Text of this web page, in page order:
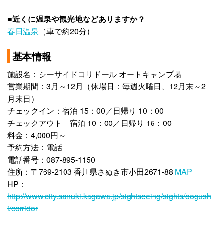
■近くに温泉や観光地などありますか？
春日温泉 （車で約20分）
基本情報
施設名：シーサイドコリドール オートキャンプ場
営業期間：3月～12月（休場日：毎週火曜日、12月末～2
月末日）
チェックイン：宿泊 15：00／日帰り 10：00
チェックアウト：宿泊 10：00／日帰り 15：00
料金：4,000円～
予約方法：電話
電話番号：087-895-1150
住所：〒769-2103 香川県さぬき市小田2671-88 MAP
HP：
http://www.city.sanuki.kagawa.jp/sightseeing/sights/oogush
i/corridor